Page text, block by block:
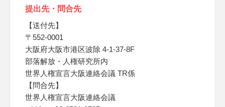
提出先・問合先
【送付先】
〒552-0001
大阪府大阪市港区波除 4-1-37-8F
部落解放・人権研究所内
世界人権宣言大阪連絡会議 TR係
【問合先】
世界人権宣言大阪連絡会議